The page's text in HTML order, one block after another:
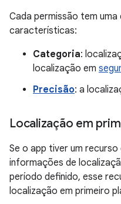
Cada permissão tem
características:
Categoria:
localização em
Precisão: a
Localização em
Se o app tiver um
informações de
período definido, esse
localização em primeiro